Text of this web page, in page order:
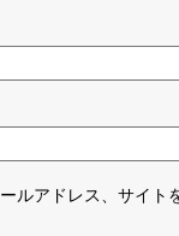
ルアドレス、サイト